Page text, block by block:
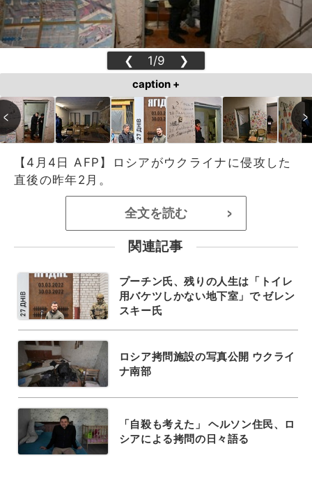
❮ 1/9 ❯
caption +
【4月4日 AFP】ロシアがウクライナに侵攻した
直後の昨年2月。
全文を読む >
関連記事
プーチン氏、残りの人生は「トイレ
用バケツしかない地下室」で ゼレン
スキー氏
ロシア拷問施設の写真公開 ウクライ
ナ南部
「自殺も考えた」 ヘルソン住民、ロ
シアによる拷問の日々語る